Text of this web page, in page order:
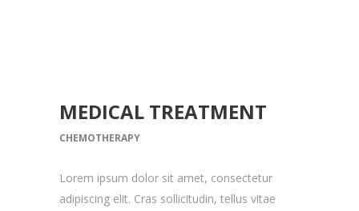
MEDICAL TREATMENT
CHEMOTHERAPY
Lorem ipsum dolor sit amet, consectetur
adipiscing elit. Cras sollicitudin, tellus vitae